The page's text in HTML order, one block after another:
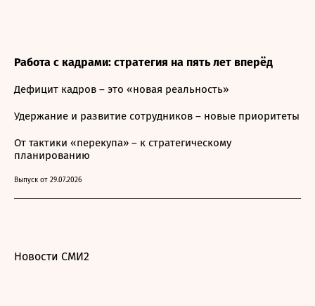
Работа с кадрами: стратегия на пять лет вперёд
Дефицит кадров – это «новая реальность»
Удержание и развитие сотрудников – новые приоритеты
От тактики «перекупа» – к стратегическому
планированию
Выпуск от 29.07.2026
Новости СМИ2